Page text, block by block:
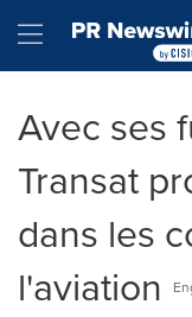
Hamburger
Avec ses
Transat
dans les
l'aviation